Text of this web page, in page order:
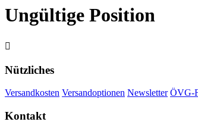
Ungültige Position

Nützliches
Versandkosten Versandoptionen Newsletter ÖVG-
Kontakt